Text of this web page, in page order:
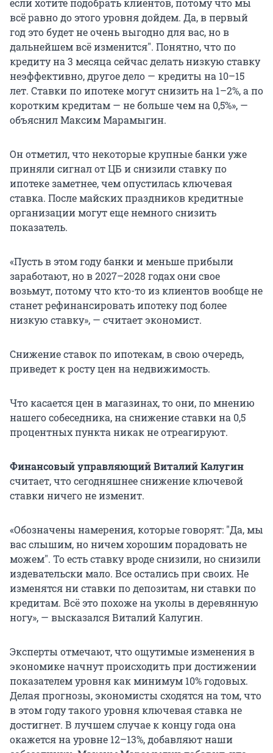
если хотите подобрать клиентов, потому что мы
всё равно до этого уровня дойдем. Да, в первый
год это будет не очень выгодно для вас, но в
дальнейшем всё изменится". Понятно, что по
кредиту на 3 месяца сейчас делать низкую ставку
неэффективно, другое дело — кредиты на 10–15
лет. Ставки по ипотеке могут снизить на 1–2%, а по
коротким кредитам — не больше чем на 0,5%», —
объяснил Максим Марамыгин.
Он отметил, что некоторые крупные банки уже
приняли сигнал от ЦБ и снизили ставку по
ипотеке заметнее, чем опустилась ключевая
ставка. После майских праздников кредитные
организации могут еще немного снизить
показатель.
«Пусть в этом году банки и меньше прибыли
заработают, но в 2027–2028 годах они свое
возьмут, потому что кто-то из клиентов вообще не
станет рефинансировать ипотеку под более
низкую ставку», — считает экономист.
Снижение ставок по ипотекам, в свою очередь,
приведет к росту цен на недвижимость.
Что касается цен в магазинах, то они, по мнению
нашего собеседника, на снижение ставки на 0,5
процентных пункта никак не отреагируют.
Финансовый управляющий Виталий Калугин
считает, что сегодняшнее снижение ключевой
ставки ничего не изменит.
«Обозначены намерения, которые говорят: "Да, мы
вас слышим, но ничем хорошим порадовать не
можем". То есть ставку вроде снизили, но снизили
издевательски мало. Все остались при своих. Не
изменятся ни ставки по депозитам, ни ставки по
кредитам. Всё это похоже на уколы в деревянную
ногу», — высказался Виталий Калугин.
Эксперты отмечают, что ощутимые изменения в
экономике начнут происходить при достижении
показателем уровня как минимум 10% годовых.
Делая прогнозы, экономисты сходятся на том, что
в этом году такого уровня ключевая ставка не
достигнет. В лучшем случае к концу года она
окажется на уровне 12–13%, добавляют наши